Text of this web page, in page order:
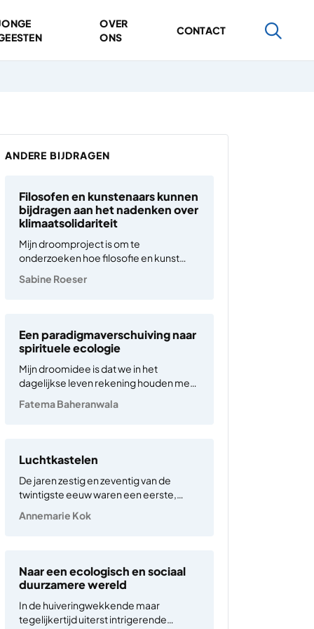
OVER
ONS
CONTACT
ANDERE BIJDRAGEN
Filosofen en kunstenaars kunnen
bijdragen aan het nadenken over
klimaatsolidariteit
Mijn droomproject is om te
onderzoeken hoe filosofie en kunst
besluitvorming over klimaat. De
weerssituaties zijn inmiddels aan de
orde van de dag. De gevolgen hiervan
zijn…
Sabine Roeser
Een paradigmaverschuiving naar
spirituele ecologie
Mijn droomidee is dat we in het
dagelijkse leven rekening houden met
sociale, individuele en economische
denken, waarin we de mens…
Fatema Baheranwala
Luchtkastelen
De jaren zestig en zeventig van de
twintigste eeuw waren een eerste,
participatiekunst. Deze kunstpraktijk
meerdere kunstenaars, waarbij
vervolgens leden van het publiek
worden uitgenodigd…
Annemarie Kok
Naar een ecologisch en sociaal
duurzamere wereld
In de huiveringwekkende maar
tegelijkertijd uiterst intrigerende